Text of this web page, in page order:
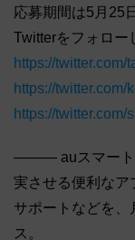
応募期間は5月25
Twitterをフォロー
https://twitter.com/
https://twitter.com/
https://twitter.com/
――― auスマート
実させる便利なア
サポートなどを
ス。